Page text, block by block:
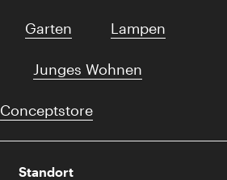
Garten Lampen
Junges Wohnen
Conceptstore
Standort